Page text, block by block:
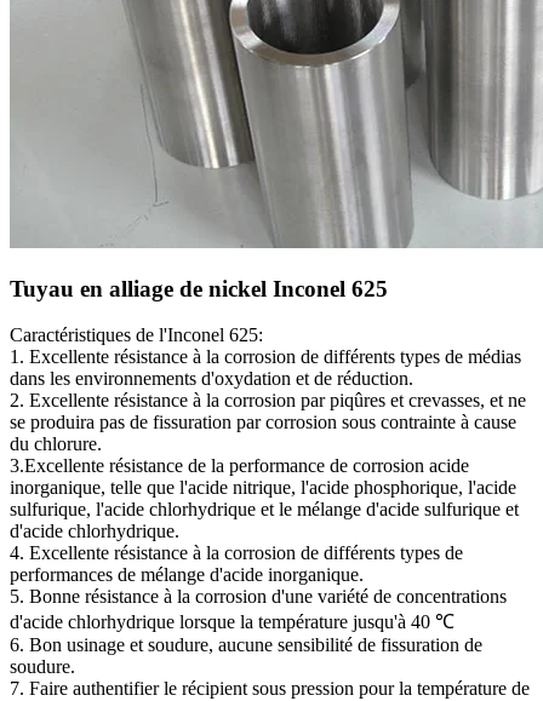
Tuyau en alliage de nickel Inconel 625
Caractéristiques de l'Inconel 625:
1. Excellente résistance à la corrosion de différents types de médias
dans les environnements d'oxydation et de réduction.
2. Excellente résistance à la corrosion par piqûres et crevasses, et ne
se produira pas de fissuration par corrosion sous contrainte à cause
du chlorure.
3.Excellente résistance de la performance de corrosion acide
inorganique, telle que l'acide nitrique, l'acide phosphorique, l'acide
sulfurique, l'acide chlorhydrique et le mélange d'acide sulfurique et
d'acide chlorhydrique.
4. Excellente résistance à la corrosion de différents types de
performances de mélange d'acide inorganique.
5. Bonne résistance à la corrosion d'une variété de concentrations
d'acide chlorhydrique lorsque la température jusqu'à 40 ℃
6. Bon usinage et soudure, aucune sensibilité de fissuration de
soudure.
7. Faire authentifier le récipient sous pression pour la température de